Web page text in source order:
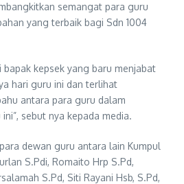
semangat para guru
yang terbaik bagi Sdn 1004
kepsek yang baru menjabat
hari guru ini dan terlihat
antara para guru dalam
sebut nya kepada media.
dewan guru antara lain Kumpul
S.Pdi, Romaito Hrp S.Pd,
S.Pd, Siti Rayani Hsb, S.Pd,